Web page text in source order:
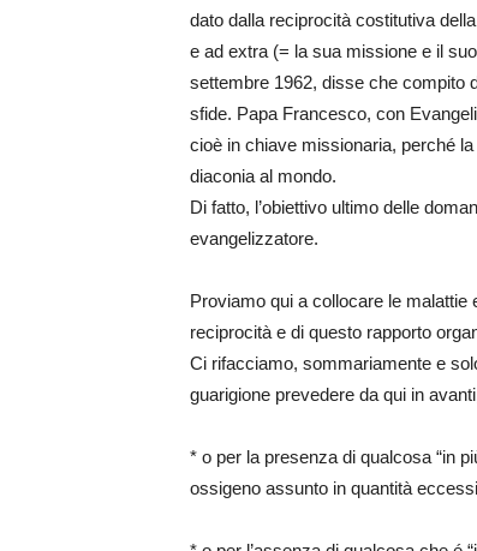
dato dalla reciprocità costitutiva
e ad extra (= la sua missione e il
settembre 1962, disse che compito
sfide. Papa Francesco, con
cioè in chiave missionaria, perché
diaconia al mondo.
Di fatto, l’obiettivo ultimo delle
evangelizzatore.
Proviamo qui a collocare le
reciprocità e di questo rapporto
Ci rifacciamo, sommariamente e
guarigione prevedere da qui in
* o per la presenza di qualcosa “in
ossigeno assunto in quantità